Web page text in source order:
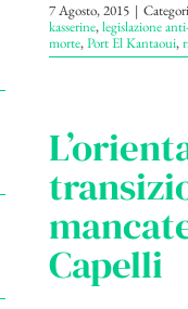
7 Agosto, 2015 |
kasserine,legislazione
morte,Port El Kantaoui,
Capelli